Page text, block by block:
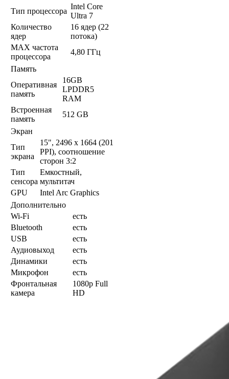
Тип процессора
Intel Core
Ultra 7
Количество
ядер
16 ядер (22
потока)
MAX частота
процессора
4,80 ГГц
Память
Оперативная
память
16GB
LPDDR5
RAM
Встроенная
память
512 GB
Экран
Тип
экрана
15", 2496 x 1664 (201
PPI), соотношение
сторон 3:2
Тип
сенсора
Емкостный,
мультитач
GPU
Intel Arc Graphics
Дополнительно
Wi-Fi
есть
Bluetooth
есть
USB
есть
Аудиовыход
есть
Динамики
есть
Микрофон
есть
Фронтальная
камера
1080p Full
HD